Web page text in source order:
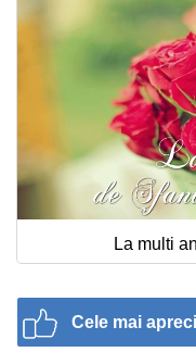
La multi
Cele mai